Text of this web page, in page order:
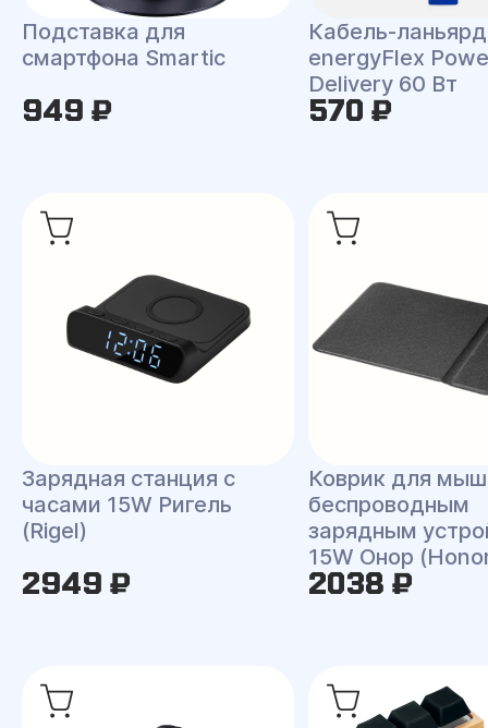
Подставка для
смартфона Smartic
949 ₽
Кабель-ланьярд
energyFlex
Delivery 60 Вт
570 ₽
Зарядная станция с
часами 15W Ригель
(Rigel)
2949 ₽
Коврик для
беспроводным
зарядным
15W Онор
2038 ₽